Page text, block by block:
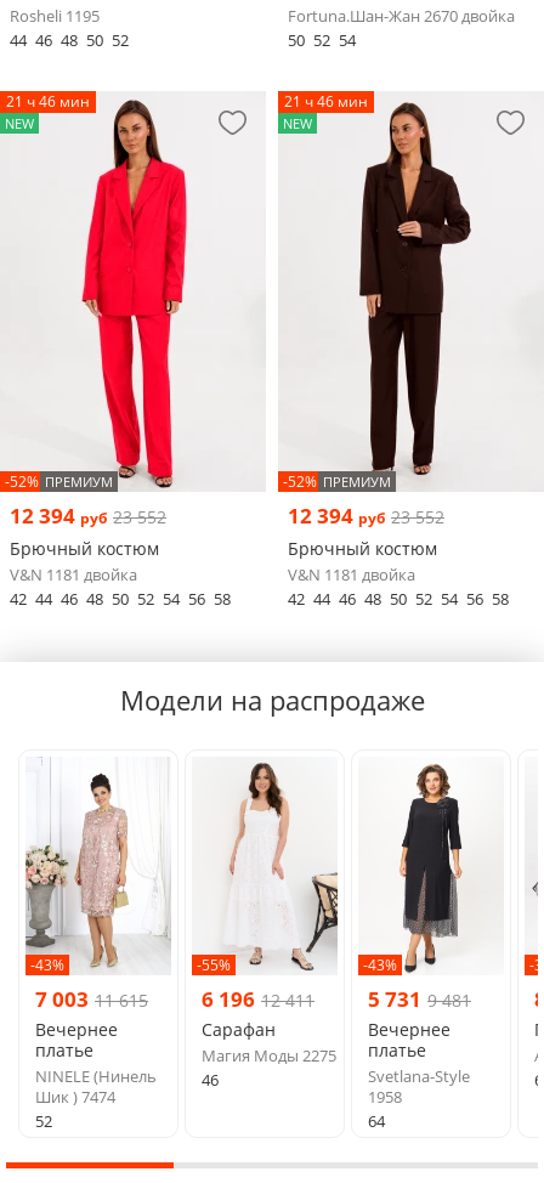
Rosheli 1195
44 46 48 50 52
Fortuna.Шан-Жан 2670 двойка
50 52 54
21 ч 46 мин
NEW
-52% ПРЕМИУМ
12 394 руб 23 552
Брючный костюм
V&N 1181 двойка
42 44 46 48 50 52 54 56 58
21 ч 46 мин
NEW
-52% ПРЕМИУМ
12 394 руб 23 552
Брючный костюм
V&N 1181 двойка
42 44 46 48 50 52 54 56 58
Модели на распродаже
-43%
7 003 11 615
Вечернее
платье
NINELE (Нинель
Шик ) 7474
52
-55%
6 196 12 411
Сарафан
Магия Моды 2275
46
-43%
5 731 9 481
Вечернее
платье
Svetlana-Style
1958
64
-